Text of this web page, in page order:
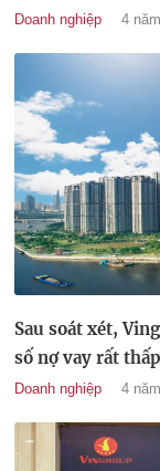
Doanh nghiệp 4
Sau soát xét,
số nợ vay rất thấp
Doanh nghiệp 4